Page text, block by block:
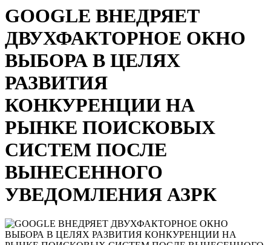
GOOGLE ВНЕДРЯЕТ
ДВУХФАКТОРНОЕ ОКНО
ВЫБОРА В ЦЕЛЯХ
РАЗВИТИЯ
КОНКУРЕНЦИИ НА
РЫНКЕ ПОИСКОВЫХ
СИСТЕМ ПОСЛЕ
ВЫНЕСЕННОГО
УВЕДОМЛЕНИЯ АЗРК